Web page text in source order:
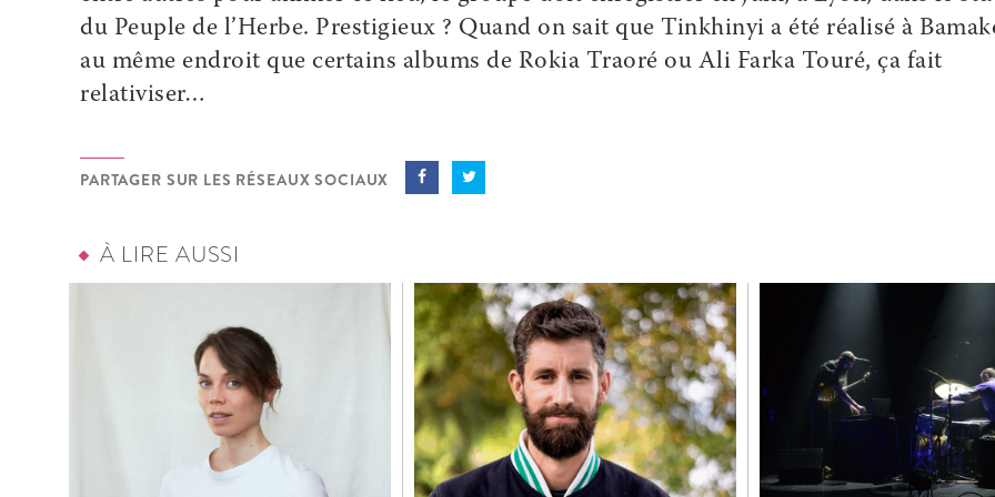
du Peuple de l’Herbe. Prestigieux ? Quand on sait que Tinkhinyi a été réalisé à
au même endroit que certains albums de Rokia Traoré ou Ali Farka Touré, ça fait
relativiser…
PARTAGER SUR LES RÉSEAUX SOCIAUX
À LIRE AUSSI